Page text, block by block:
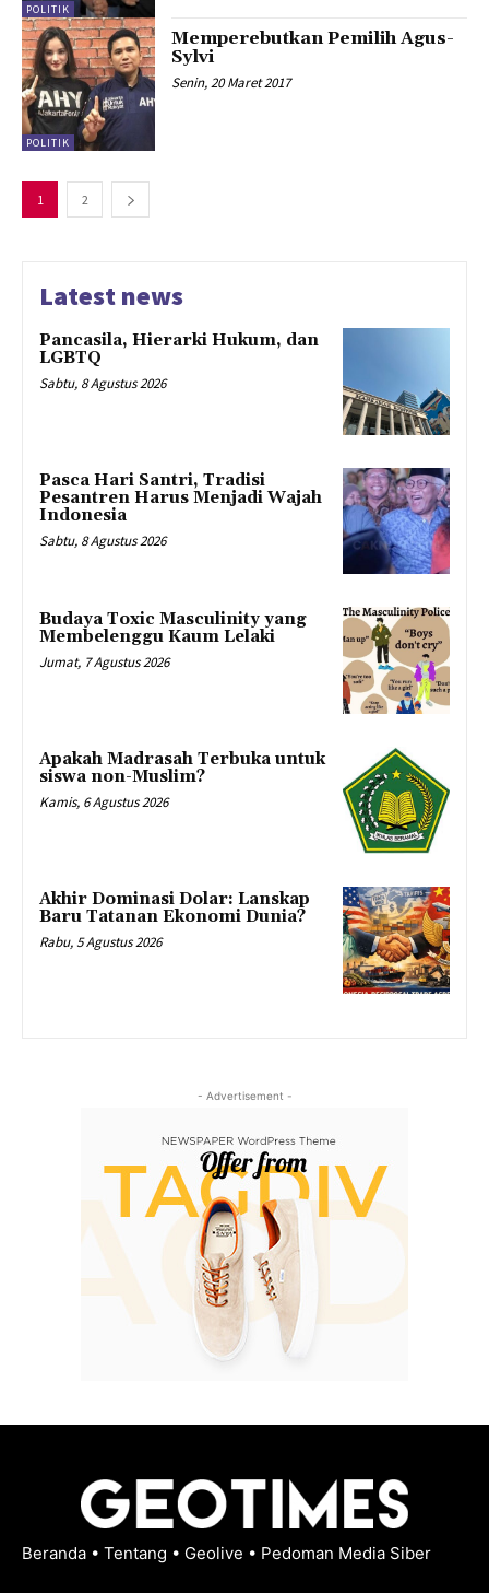
POLITIK
POLITIK
Memperebutkan Pemilih Agus-
Sylvi
Senin, 20 Maret 2017
1 2
Latest news
Pancasila, Hierarki Hukum, dan
LGBTQ
Sabtu, 8 Agustus 2026
Pasca Hari Santri, Tradisi
Pesantren Harus Menjadi Wajah
Indonesia
Sabtu, 8 Agustus 2026
Budaya Toxic Masculinity yang
Membelenggu Kaum Lelaki
Jumat, 7 Agustus 2026
Apakah Madrasah Terbuka untuk
siswa non-Muslim?
Kamis, 6 Agustus 2026
Akhir Dominasi Dolar: Lanskap
Baru Tatanan Ekonomi Dunia?
Rabu, 5 Agustus 2026
- Advertisement -
Beranda • Tentang • Geolive • Pedoman Media Siber